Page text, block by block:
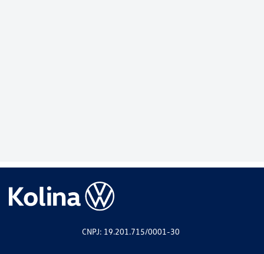
CNPJ: 19.201.715/0001-30